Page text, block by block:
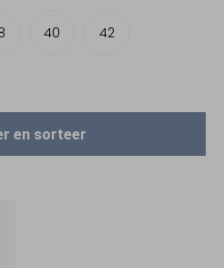
40 42
en sorteer